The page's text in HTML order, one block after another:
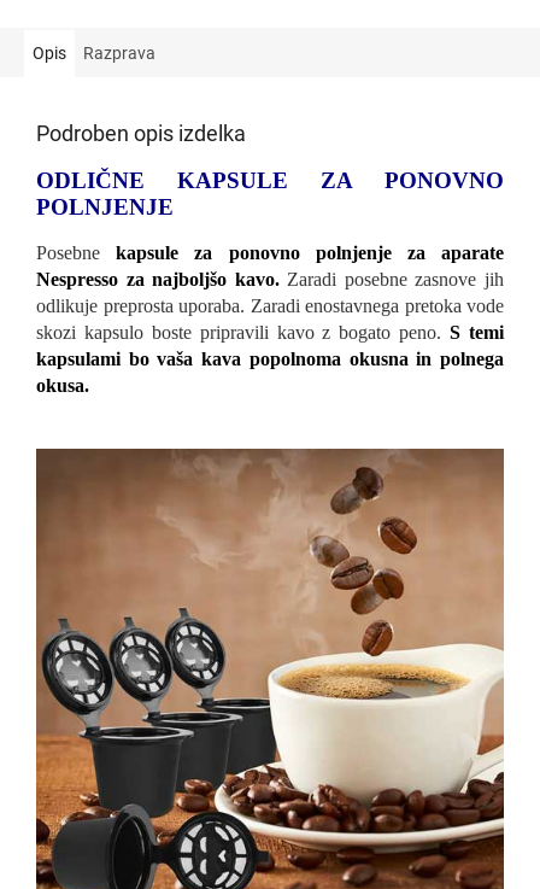
Opis Razprava
Podroben opis izdelka
ODLIČNE KAPSULE ZA PONOVNO
POLNJENJE
Posebnekapsule za ponovno polnjenje za aparate
Nespresso za najboljšo kavo.Zaradi posebne zasnove jih
odlikuje preprosta uporaba. Zaradi enostavnega pretoka vode
skozi kapsulo boste pripravili kavo z bogato peno.S temi
kapsulami bo vaša kava popolnoma okusna in polnega
okusa.